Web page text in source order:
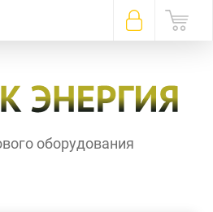
оборудования